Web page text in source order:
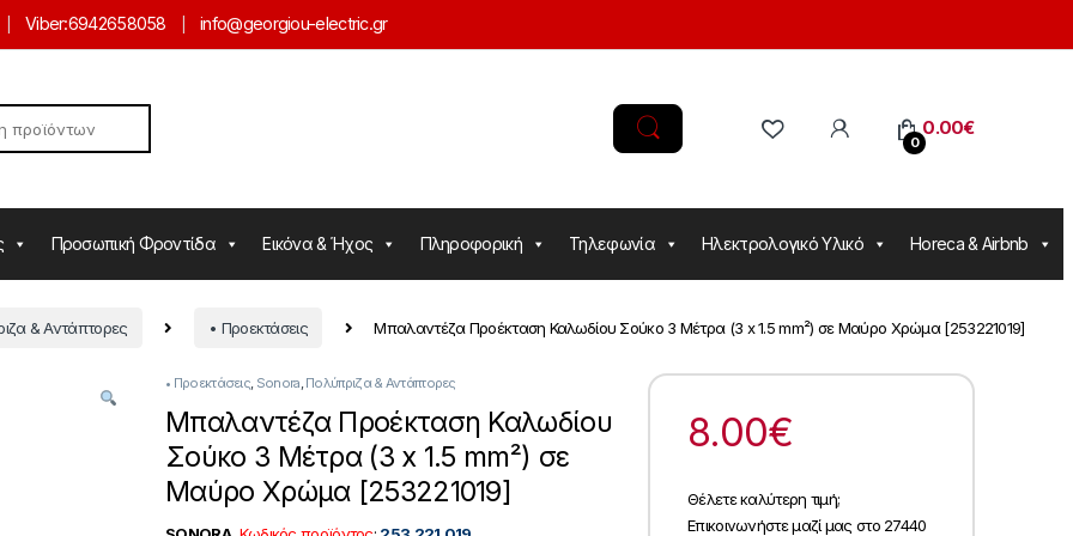
Viber:6942658058 info@georgiou-electric.gr
0
0.00€
Προσωπική Φροντίδα Εικόνα & Ήχος Πληροφορική Τηλεφωνία Ηλεκτρολογικό Υλικό Horeca & Airbnb
& Αντάπτορες • Προεκτάσεις Μπαλαντέζα Προέκταση Καλωδίου Σούκο 3 Μέτρα (3 x 1.5 mm²) σε Μαύρο Χρώμα [253221019]
• Προεκτάσεις Sonora Πολύπριζα & Αντάπτορες
Μπαλαντέζα Προέκταση Καλωδίου
Σούκο 3 Μέτρα (3 x 1.5 mm²) σε
Μαύρο Χρώμα [253221019]
8.00€
Θέλετε καλύτερη τιμή;
Επικοινωνήστε μαζί μας στο 27440